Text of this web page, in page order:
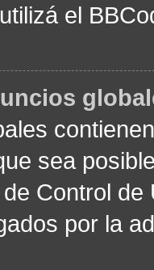
el
sea
Control
por la